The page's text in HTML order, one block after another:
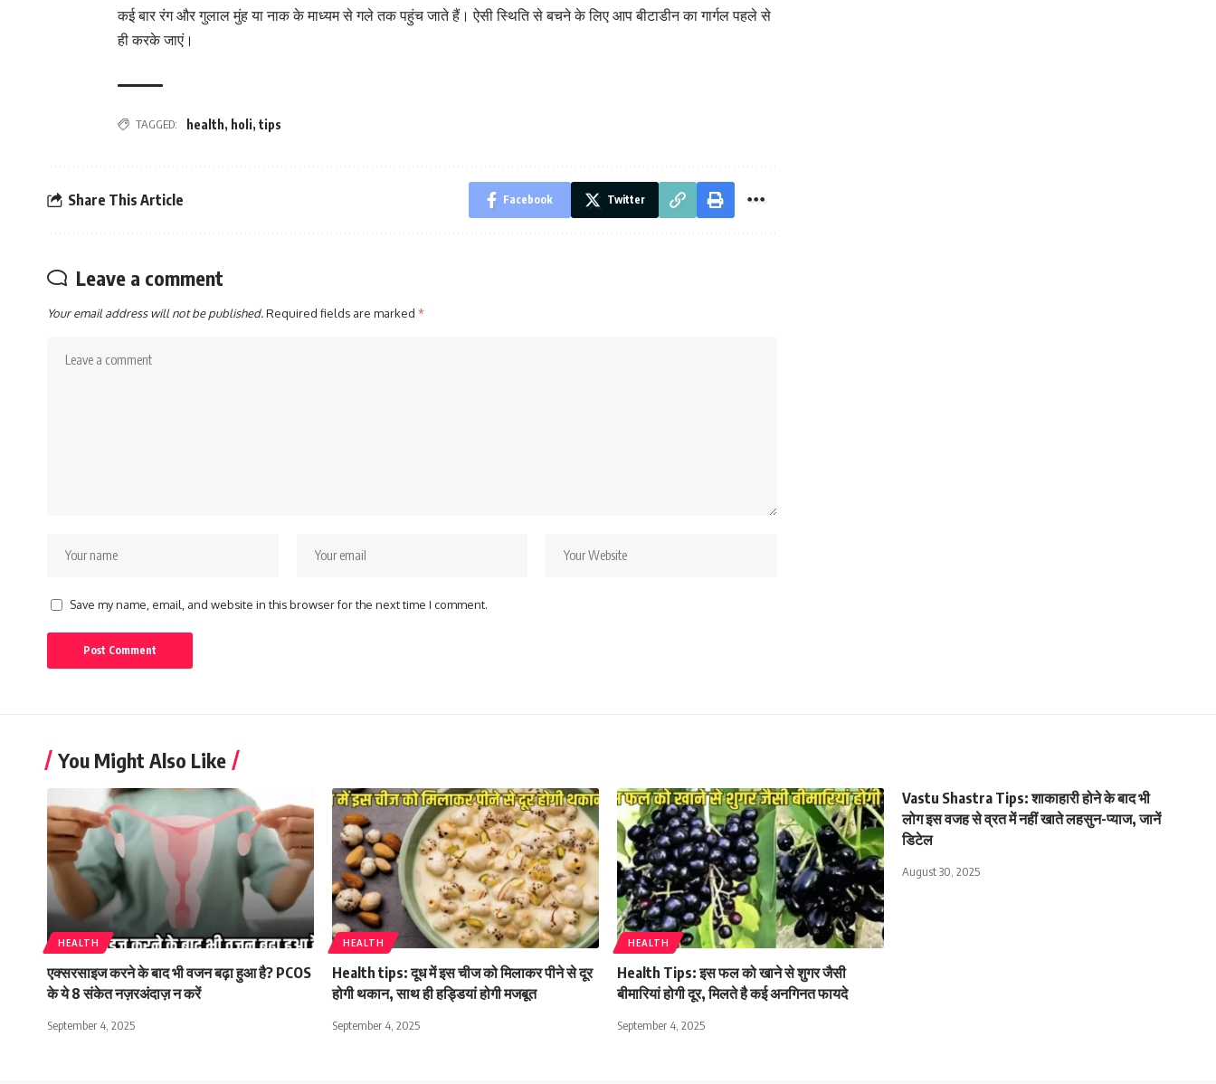
कई बार रंग और गुलाल मुंह या नाक के माध्‍यम से गले तक पहुंच जाते हैं। ऐसी स्थिति से बचने के लिए आप बीटाडीन का गार्गल पहले से
ही करके जाएं।
TAGGED: health, holi, tips
Share This Article Facebook Twitter
Leave a comment
Your email address will not be published.Required fields are marked *
Save my name, email, and website in this browser for the next time I comment.
You Might Also Like
HEALTH
एक्सरसाइज करने के बाद भी वजन बढ़ा हुआ है? PCOS
के ये 8 संकेत नज़रअंदाज़ न करें
September 4, 2025
HEALTH
Health tips: दूध में इस चीज को मिलाकर पीने से दूर
होगी थकान, साथ ही हड्डियां होगी मजबूत
September 4, 2025
HEALTH
Health Tips: इस फल को खाने से शुगर जैसी
बीमारियां होगी दूर, मिलते है कई अनगिनत फायदे
September 4, 2025
Vastu Shastra Tips: शाकाहारी होने के बाद भी
लोग इस वजह से व्रत में नहीं खाते लहसुन-प्याज, जानें
डिटेल
August 30, 2025